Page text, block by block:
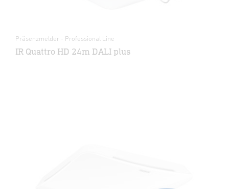
Präsenzmelder - Professional Line
IR Quattro HD 24m DALI plus